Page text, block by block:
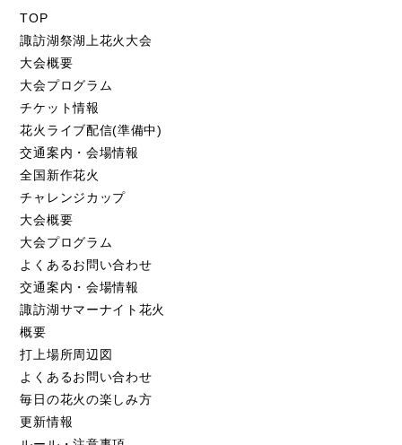
TOP
諏訪湖祭湖上花火大会
大会概要
大会プログラム
チケット情報
花火ライブ配信(準備中)
交通案内・会場情報
全国新作花火
チャレンジカップ
大会概要
大会プログラム
よくあるお問い合わせ
交通案内・会場情報
諏訪湖サマーナイト花火
概要
打上場所周辺図
よくあるお問い合わせ
毎日の花火の楽しみ方
更新情報